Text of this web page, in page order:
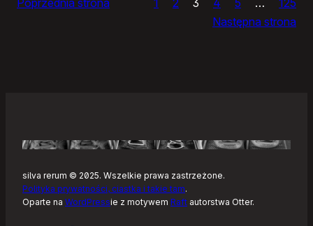
Następna strona
silva rerum © 2025. Wszelkie prawa zastrzeżone.
Polityka prywatności, ciastka i takie tam.
Oparte na WordPressie z motywem Raft autorstwa Otter.